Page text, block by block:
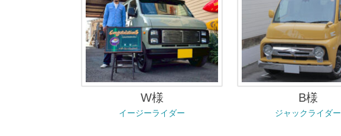
W様
イージーライダー
B様
ジャックライダー